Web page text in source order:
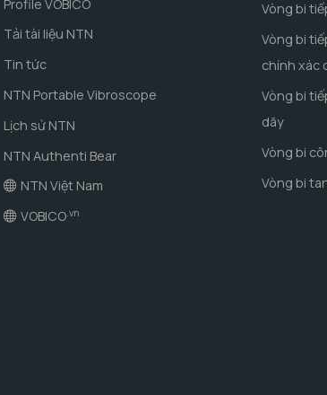
Profile VOBICO
Tải tài liệu NTN
Tin tức
NTN Portable Vibroscope
Lịch sử NTN
NTN Authenti Bear
NTN Việt Nam
VOBICO .vn
Vòng bi
Vòng bi
chính xác
Vòng bi
dãy
Vòng bi
Vòng bi